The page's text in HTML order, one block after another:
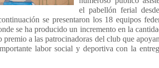
el pabellón ferial
se presentaron los 18 equipos
se ha producido un incremento en la
premio a las patrocinadoras del club que
labor social y deportiva con la